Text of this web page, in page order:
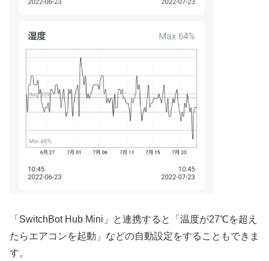
「SwitchBot Hub Mini」と連携すると「温度が27℃を超え
たらエアコンを起動」などの自動設定をすることもできま
す。